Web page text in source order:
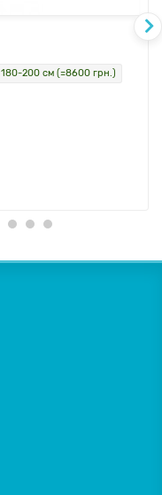
180-200 см (=8600 грн.)